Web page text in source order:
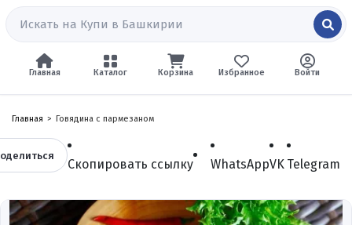
Главная Каталог Войти
Избранное
Корзина
Главная Говядина с пармезаном
Скопировать ссылку WhatsAppVK Telegram